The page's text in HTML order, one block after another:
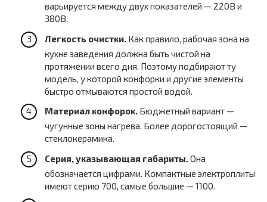
варьируется между двух показателей — 220В и
380В.
Легкость очистки. Как правило, рабочая зона на
кухне заведения должна быть чистой на
протяжении всего дня. Поэтому подбирают ту
модель, у которой конфорки и другие элементы
быстро отмываются простой водой.
Материал конфорок. Бюджетный вариант —
чугунные зоны нагрева. Более дорогостоящий —
стеклокерамика.
Серия, указывающая габариты.Она
обозначается цифрами. Компактные электроплиты
имеют серию 700, самые большие — 1100.